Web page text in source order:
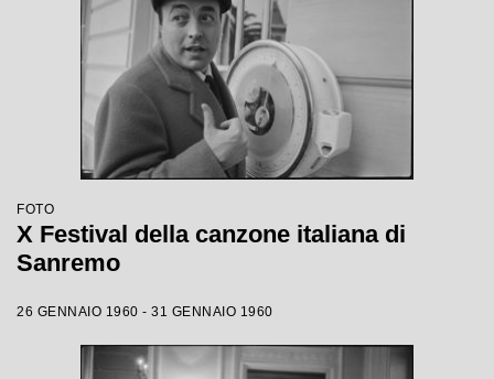
FOTO
X Festival della canzone italiana di
Sanremo
26 GENNAIO 1960 - 31 GENNAIO 1960